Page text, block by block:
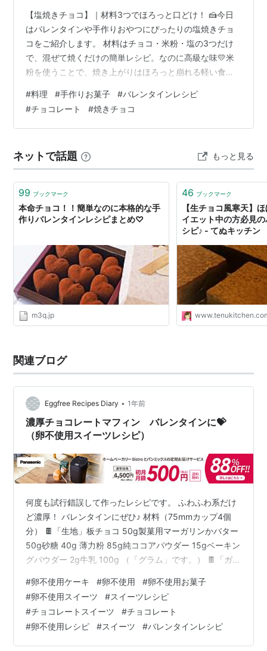
【塩焼きチョコ】｜材料3つでほろっと口どけ！ 🍰今日
はバレンタインや手作りおやつにぴったりの塩焼きチョ
コをご紹介します。 材料はチョコ・米粉・塩の3つだけ
で、混ぜて焼くだけの簡単レシピ。なのに高級な味💛米
粉を使うことで、焼き上がりはほろっと崩れる軽い食感
まで飽きずに楽しめるのも魅力。おやつやプレゼント用
にも自分へのご褒美にもピッタリの焼きチョコです。
#料理 #手作りお菓子 #バレンタインレシピ
#チョコレート #焼きチョコ
ネットで話題 もっと見る
99 ブックマーク
本命チョコ！！簡単なのに本格的な手
作りバレンタインレシピまとめ♡
m3q.jp
46 ブックマーク
【生チョコ風寒天】
イエット中の方必見
シピ♪ - てぬキッチン
関連ブログ
Eggfree Recipes Diary • 1年前
濃厚チョコレートマフィン バレンタインに💝
（卵不使用スイーツレシピ）
何度も試行錯誤して作ったレシピです。 ふわふわ系だけ
ど濃厚！ バレンタインにぜひ♪ 材料（75mmカップ4個
分） 🍫「生地」板チョコ 50g製菓用マーガリンかバター
50g砂糖 40g 薄力粉 85g純ココアパウダー 15gベーキン
グパウダー 2g牛乳 100g （「グラム」です。） 🍫「ガナ
り方 🍫「生地」①ボウルに板チョコを割り入れ、マーガ
リンも4分割くらいにして入れ、湯せんで溶かす。②オ
ーブンを180度で余熱する。①を冷ましている間に、薄
力粉、純ココアパウダー、ベーキングパウダーを計量し
混ぜ合わせておく。③①に砂糖を加えて混ぜ…
#卵不使用ケーキ #卵不使用 #卵不使用お菓子
#卵不使用スイーツ #スイーツレシピ
#チョコレートスイーツ #チョコレート
#卵不使用レシピ #スイーツ #バレンタインレシピ